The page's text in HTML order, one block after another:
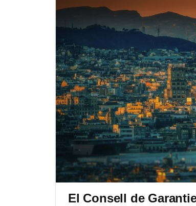
El Consell de